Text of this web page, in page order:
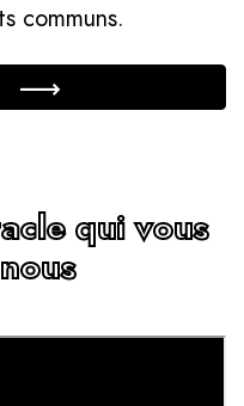
communs.
qui vous